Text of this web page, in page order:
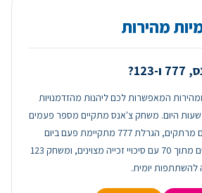
מהירות
ומהירות המאפשרות לכם ליהנות מהזדמנויות
שעות היום. משחק צ'אנס מתקיים מספר פעמים
ביום ומציע שילובי קלפים מרתקים, הגרלת 777 מתקיימת פעם ביום
וכוללת בחירת 7 מספרים מתוך 70 עם סיכויי זכייה מצוינים, ומשחק 123
להשתתפות יומית.